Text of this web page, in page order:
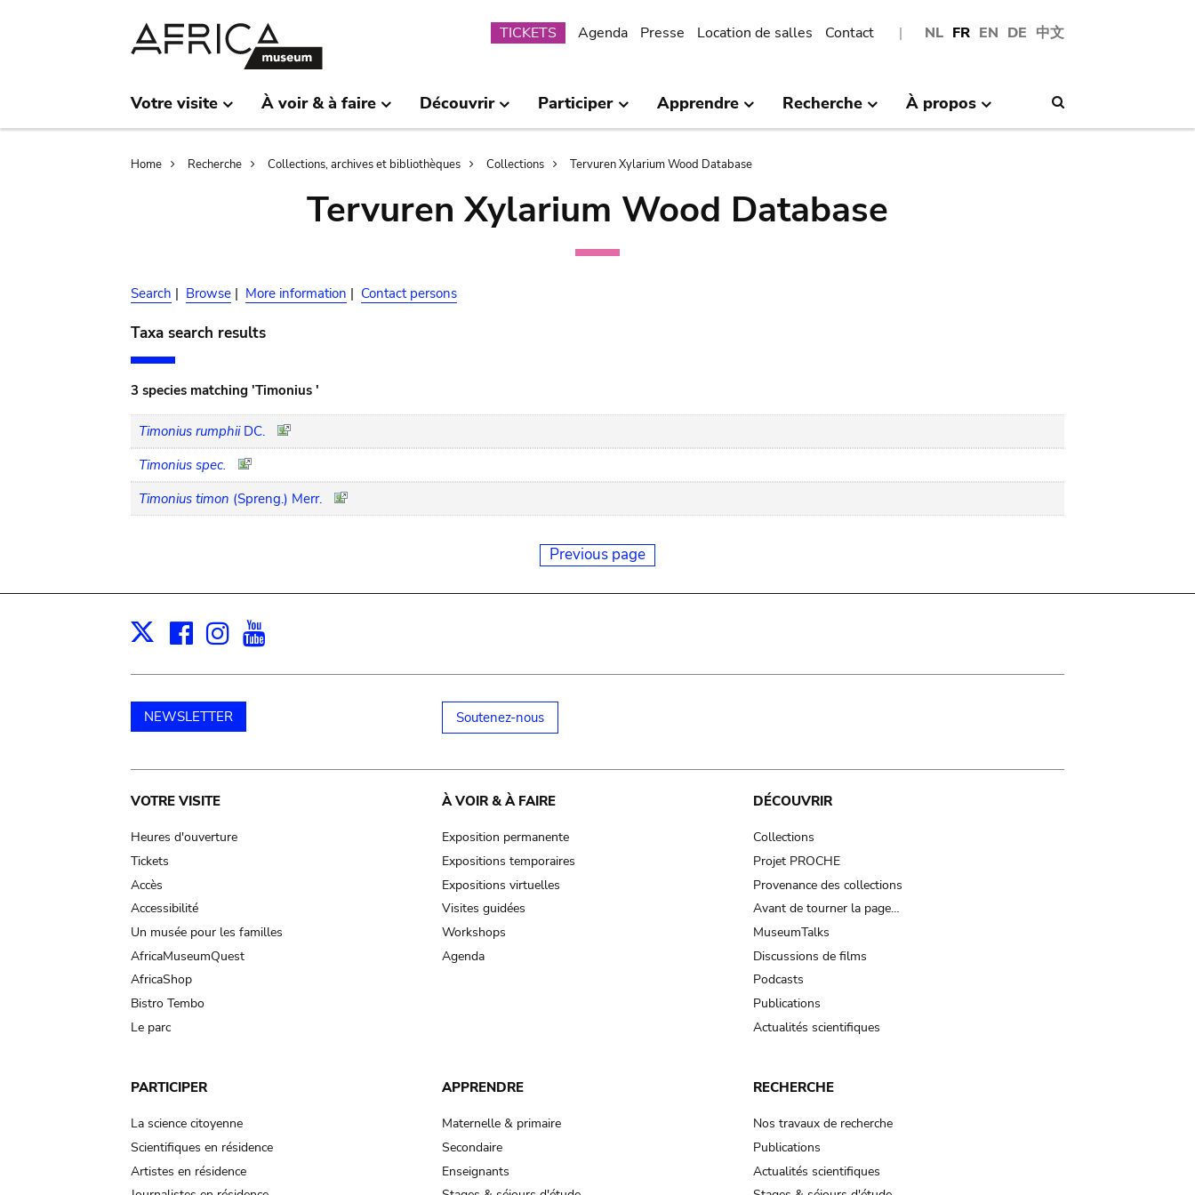
NL FR EN DE 中文
Submenu
TICKETS Agenda Presse Location de salles Contact
Votre visite À voir & à faire Découvrir Participer Apprendre Recherche À propos
Breadcrumb
Home Recherche Collections, archives et bibliothèques Collections Tervuren Xylarium Wood Database
Tervuren Xylarium Wood Database
Search | Browse | More information | Contact persons
Taxa search results
3 species matching 'Timonius '
Timonius rumphii DC.
Timonius spec.
Timonius timon (Spreng.) Merr.
Previous page
X Facebook
Instagram
NEWSLETTER Soutenez-nous
Main
navigation
VOTRE VISITE
Heures d'ouverture
Tickets
Accès
Accessibilité
Un musée pour les familles
AfricaMuseumQuest
AfricaShop
Bistro Tembo
Le parc
À VOIR & À FAIRE
Exposition permanente
Expositions temporaires
Expositions virtuelles
Visites guidées
Workshops
Agenda
DÉCOUVRIR
Collections
Projet PROCHE
Provenance des collections
Avant de tourner la page…
MuseumTalks
Discussions de films
Podcasts
Publications
Actualités scientifiques
PARTICIPER
La science citoyenne
Scientifiques en résidence
Artistes en résidence
APPRENDRE
Maternelle & primaire
Secondaire
Enseignants
RECHERCHE
Nos travaux de recherche
Publications
Actualités scientifiques